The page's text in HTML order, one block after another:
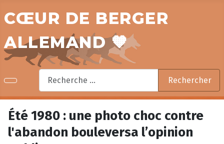
CŒUR DE BERGER
ALLEMAND 🧡
Rechercher
Rechercher
Été 1980 : une photo choc contre
l'abandon bouleversa l’opinion